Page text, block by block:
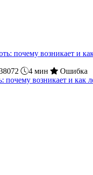
4 мин
Ошибка
почему возникает и как